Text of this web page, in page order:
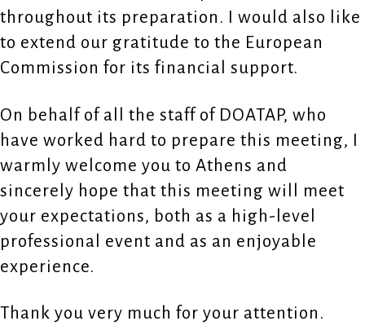
throughout its preparation. I would also like
to extend our gratitude to the European
Commission for its financial support.
On behalf of all the staff of DOATAP, who
have worked hard to prepare this meeting, I
warmly welcome you to Athens and
sincerely hope that this meeting will meet
your expectations, both as a high-level
professional event and as an enjoyable
experience.
Thank you very much for your attention.